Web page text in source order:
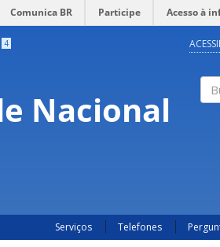
Comunica BR Participe Acesso à
4
Nacional
Serviços Telefones